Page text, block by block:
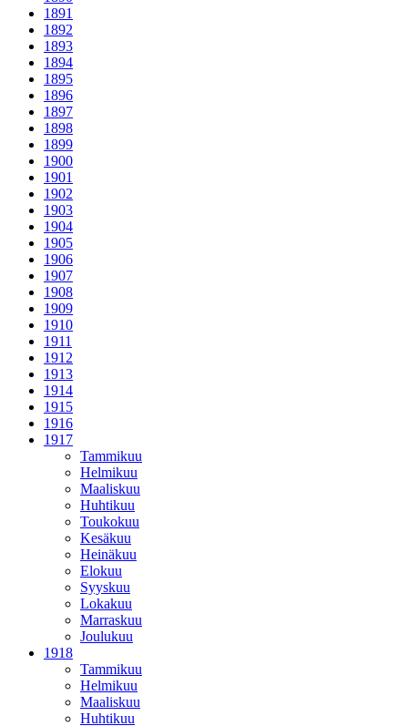
1891
1892
1893
1894
1895
1896
1897
1898
1899
1900
1901
1902
1903
1904
1905
1906
1907
1908
1909
1910
1911
1912
1913
1914
1915
1916
1917
Tammikuu
Helmikuu
Maaliskuu
Huhtikuu
Toukokuu
Kesäkuu
Heinäkuu
Elokuu
Syyskuu
Lokakuu
Marraskuu
Joulukuu
1918
Tammikuu
Helmikuu
Maaliskuu
Huhtikuu